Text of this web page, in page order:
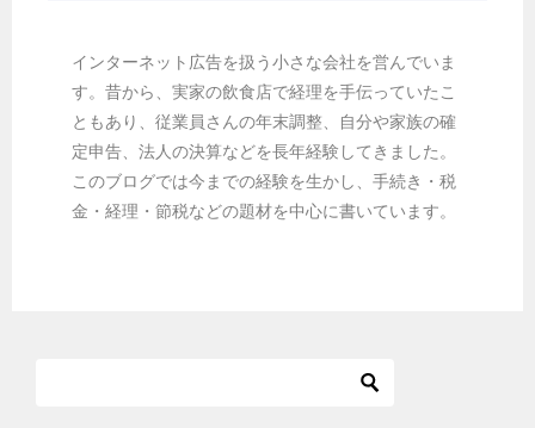
インターネット広告を扱う小さな会社を営んでいま
す。昔から、実家の飲食店で経理を手伝っていたこ
ともあり、従業員さんの年末調整、自分や家族の確
定申告、法人の決算などを長年経験してきました。
このブログでは今までの経験を生かし、手続き・税
金・経理・節税などの題材を中心に書いています。